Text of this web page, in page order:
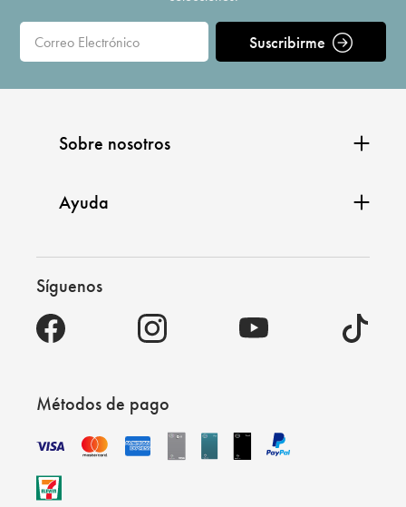
Suscribirme
Sobre nosotros
Ayuda
Síguenos
Métodos de pago